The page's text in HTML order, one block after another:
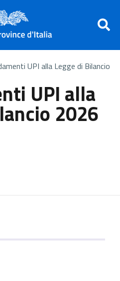
UPI alla Legge di Bilancio
UPI alla
2026